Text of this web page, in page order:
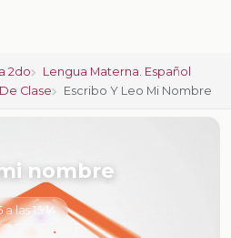
2do
Lengua Materna. Español
Clase Escribo Y Leo Mi Nombre
nombre
las 15:14